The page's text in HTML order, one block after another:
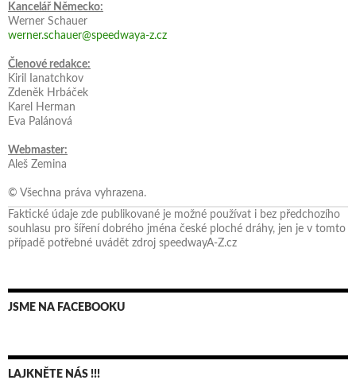
Kancelář Německo:
Werner Schauer
werner.schauer@speedwaya-z.cz
Členové redakce:
Kiril Ianatchkov
Zdeněk Hrbáček
Karel Herman
Eva Palánová
Webmaster:
Aleš Zemina
© Všechna práva vyhrazena.
Faktické údaje zde publikované je možné používat i bez předchozího
souhlasu pro šíření dobrého jména české ploché dráhy, jen je v tomto
případě potřebné uvádět zdroj speedwayA-Z.cz
JSME NA FACEBOOKU
LAJKNĚTE NÁS !!!